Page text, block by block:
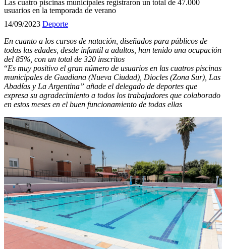
Las cuatro piscinas municipales registraron un total de 47.000
usuarios en la temporada de verano
14/09/2023 Deporte
En cuanto a los cursos de natación, diseñados para públicos de
todas las edades, desde infantil a adultos, han tenido una ocupación
del 85%, con un total de 320 inscritos
“Es muy positivo el gran número de usuarios en las cuatros piscinas
municipales de Guadiana (Nueva Ciudad), Diocles (Zona Sur), Las
Abadías y La Argentina” añade el delegado de deportes que
expresa su agradecimiento a todos los trabajadores que colaborado
en estos meses en el buen funcionamiento de todas ellas